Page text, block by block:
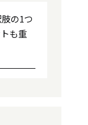
の1つ
も重